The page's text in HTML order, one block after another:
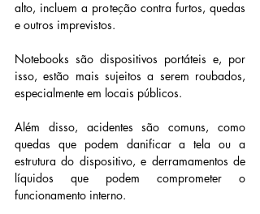
alto, incluem a proteção contra furtos, quedas
e outros imprevistos.
Notebooks são dispositivos portáteis e, por
isso, estão mais sujeitos a serem roubados,
especialmente em locais públicos.
Além disso, acidentes são comuns, como
quedas que podem danificar a tela ou a
estrutura do dispositivo, e derramamentos de
líquidos que podem comprometer o
funcionamento interno.